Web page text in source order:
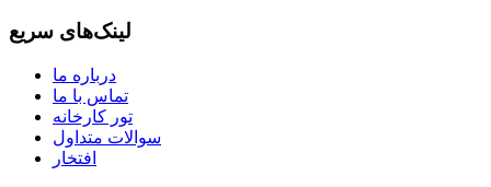
لینک‌های سریع
درباره ما
تماس با ما
تور کارخانه
سوالات متداول
افتخار